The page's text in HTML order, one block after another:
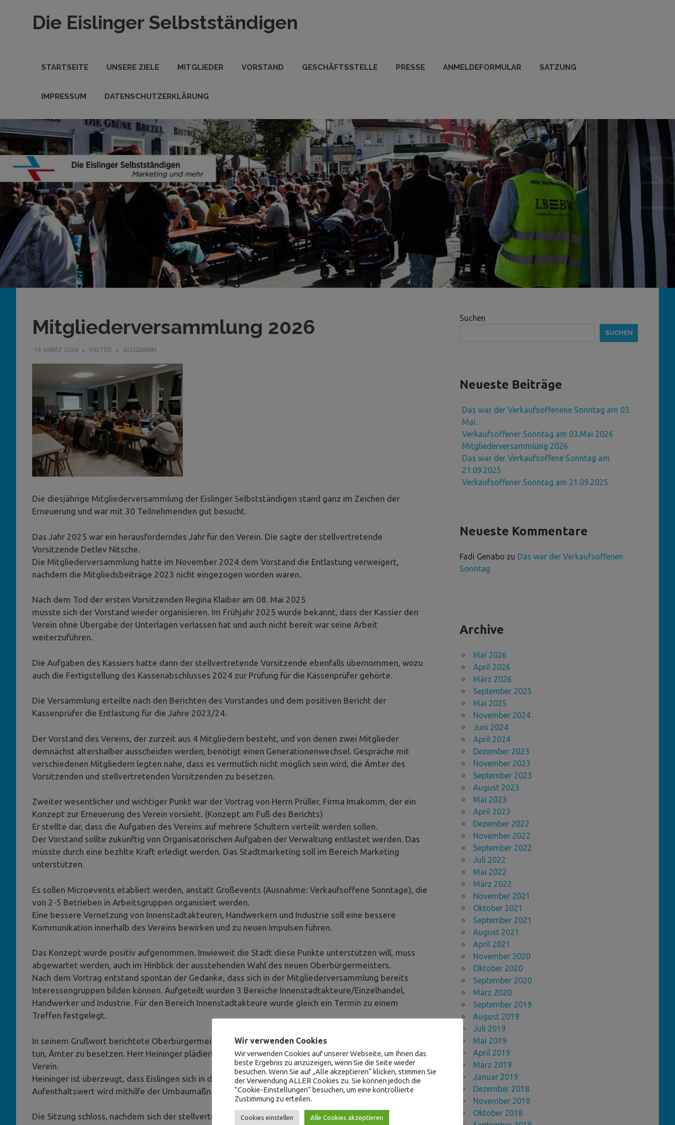
Die Eislinger Selbstständigen
Unterhemen
Hande,
Dienstleistung
STARTSEITE UNSERE ZIELE MITGLIEDER VORSTAND GESCHÄFTSSTELLE PRESSE ANMELDEFORMULAR SATZUNG
IMPRESSUM DATENSCHUTZERKLÄRUNG
Mitgliederversammlung 2026
19. MÄRZ 2026 VELTED ALLGEMEIN
Die diesjährige Mitgliederversammlung der Eislinger Selbstständigen stand ganz im Zeichen der
Erneuerung und war mit 30 Teilnehmenden gut besucht.
Das Jahr 2025 war ein herausforderndes Jahr für den Verein. Die sagte der stellvertretende
Vorsitzende Detlev Nitsche.
Die Mitgliederversammlung hatte im November 2024 dem Vorstand die Entlastung verweigert,
nachdem die Mitgliedsbeiträge 2023 nicht eingezogen worden waren.
Nach dem Tod der ersten Vorsitzenden Regina Klaiber am 08. Mai 2025
musste sich der Vorstand wieder organisieren. Im Frühjahr 2025 wurde bekannt, dass der Kassier den
Verein ohne Übergabe der Unterlagen verlassen hat und auch nicht bereit war seine Arbeit
weiterzuführen.
Die Aufgaben des Kassiers hatte dann der stellvertretende Vorsitzende ebenfalls übernommen, wozu
auch die Fertigstellung des Kassenabschlusses 2024 zur Prüfung für die Kassenprüfer gehörte.
Die Versammlung erteilte nach den Berichten des Vorstandes und dem positiven Bericht der
Kassenprüfer die Entlastung für die Jahre 2023/24.
Der Vorstand des Vereins, der zurzeit aus 4 Mitgliedern besteht, und von denen zwei Mitglieder
demnächst altershalber ausscheiden werden, benötigt einen Generationenwechsel. Gespräche mit
verschiedenen Mitgliedern legten nahe, dass es vermutlich nicht möglich sein wird, die Ämter des
Vorsitzenden und stellvertretenden Vorsitzenden zu besetzen.
Zweiter wesentlicher und wichtiger Punkt war der Vortrag von Herrn Prüller, Firma Imakomm, der ein
Konzept zur Erneuerung des Verein vorsieht. (Konzept am Fuß des Berichts)
Er stellte dar, dass die Aufgaben des Vereins auf mehrere Schultern verteilt werden sollen.
Der Vorstand sollte zukünftig von Organisatorischen Aufgaben der Verwaltung entlastet werden. Das
müsste durch eine bezhlte Kraft erledigt werden. Das Stadtmarketing soll im Bereich Marketing
unterstützen.
Es sollen Microevents etabliert werden, anstatt Großevents (Ausnahme: Verkaufsoffene Sonntage), die
von 2-5 Betrieben in Arbeitsgruppen organisiert werden.
Eine bessere Vernetzung von Innenstadtakteuren, Handwerkern und Industrie soll eine bessere
Kommunikation innerhalb des Vereins bewirken und zu neuen Impulsen führen.
Das Konzept wurde positiv aufgenommen. Inwieweit die Stadt diese Punkte unterstützen will, muss
abgewartet werden, auch im Hinblick der ausstehenden Wahl des neuen Oberbürgermeisters.
Nach dem Vortrag entstand spontan der Gedanke, dass sich in der Mitgliederversammlung bereits
Interessengruppen bilden können. Aufgeteilt wurden 3 Bereiche Innenstadtakteure/Einzelhandel,
Handwerker und Industrie. Für den Bereich Innenstadtakteure wurde gleich ein Termin zu einem
Treffen festgelegt.
In seinem Grußwort berichtete Oberbürgermeister Heininger, dass sich auch andere Vereine schwer
tun, Ämter zu besetzen. Herr Heininger plädiert für eine enger Zusammenarbeit zwischen Stadt und
Verein.
Heininger ist überzeugt, dass Eislingen sich in den nächsten 4-5 Jahren stark wandeln wird. Der
Aufenthaltswert wird mithilfe der Umbaumaßnahmen in der Mitte stark zunehmen.
Die Sitzung schloss, nachdem sich der stellvertretende Vorsitzende mit Weinpräsenten,
Suchen
SUCHEN
Neueste Beiträge
Das war der Verkaufsoffenene Sonntag am 03.
Mai.
Verkaufsoffener Sonntag am 03.Mai 2026
Mitgliederversammlung 2026
Das war der Verkaufsoffene Sonntag am
21.09.2025
Verkaufsoffener Sonntag am 21.09.2025
Neueste Kommentare
Fadi Genabo zu Das war der Verkaufsoffenen
Sonntag
Archive
Mai 2026
April 2026
März 2026
September 2025
Mai 2025
November 2024
Juni 2024
April 2024
Dezember 2023
November 2023
September 2023
August 2023
Mai 2023
April 2023
Dezember 2022
November 2022
September 2022
Juli 2022
Mai 2022
März 2022
November 2021
Oktober 2021
September 2021
August 2021
April 2021
November 2020
Oktober 2020
September 2020
März 2020
September 2019
August 2019
Juli 2019
Mai 2019
April 2019
März 2019
Januar 2019
Dezember 2018
November 2018
Oktober 2018
Wir verwenden Cookies
Wir verwenden Cookies auf unserer Webseite, um Ihnen das
beste Ergebnis zu anzuzeigen, wenn Sie die Seite wieder
besuchen. Wenn Sie auf „Alle akzeptieren“ klicken, stimmen Sie
der Verwendung ALLER Cookies zu. Sie können jedoch die
"Cookie-Einstellungen" besuchen, um eine kontrollierte
Zustimmung zu erteilen.
Cookies einstellen Alle Cookies akzeptieren